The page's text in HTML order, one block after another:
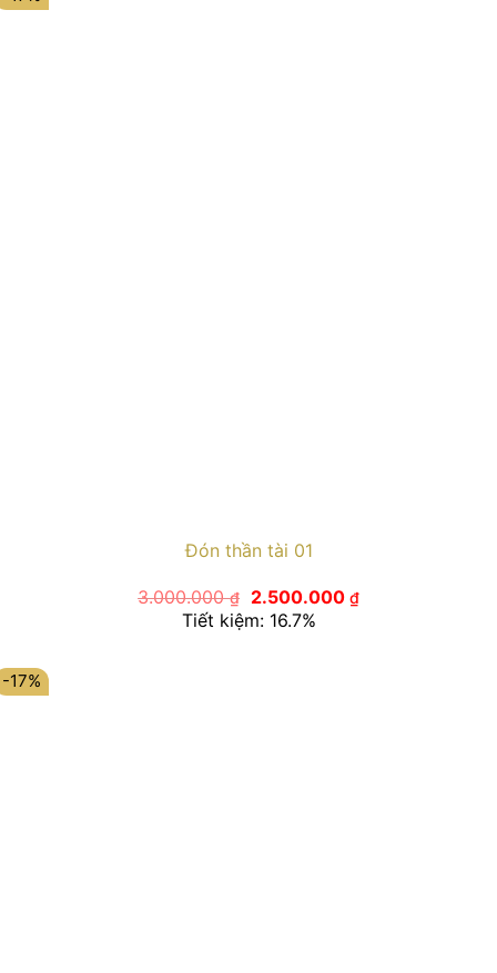
Đón thần tài 01
3.000.000₫
Giá
gốc
là:
2.500.000 ₫Giá
hiện
Tiết kiệm: 16.7%
-17%